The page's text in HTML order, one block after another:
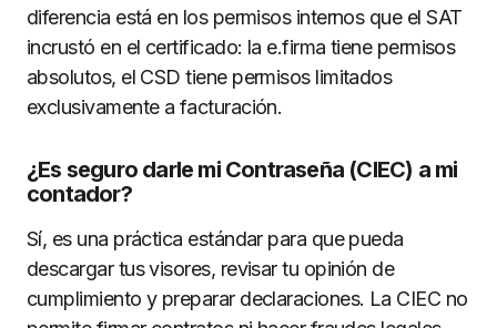
diferencia está en los permisos internos que el SAT
incrustó en el certificado: la e.firma tiene permisos
absolutos, el CSD tiene permisos limitados
exclusivamente a facturación.
¿Es seguro darle mi Contraseña (CIEC) a mi
contador?
Sí, es una práctica estándar para que pueda
descargar tus visores, revisar tu opinión de
cumplimiento y preparar declaraciones. La CIEC no